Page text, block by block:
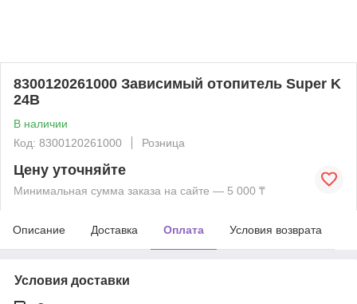
8300120261000 Зависимый отопитель Super K
24В
В наличии
Код: 8300120261000
Розница
Цену уточняйте
Минимальная сумма заказа на сайте — 5 000 ₸
Описание Доставка Оплата Условия возврата
Условия доставки